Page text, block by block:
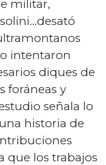
militar,
intentaron
diques de
foráneas y
señala lo
historia de
que los trabajos